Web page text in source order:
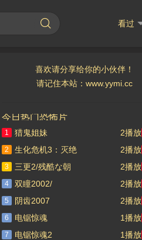
看过
喜欢请分享给你的小伙伴！
请记住本站：www.yymi.cc
今日热门恐怖片
1 猎鬼姐妹 2播放
2 生化危机3：灭绝 2播放
3 三更2/残酷な朝 2播放
4 双瞳2002/ 2播放
5 阴齿2007 2播放
6 电锯惊魂 1播放
7 电锯惊魂2 1播放